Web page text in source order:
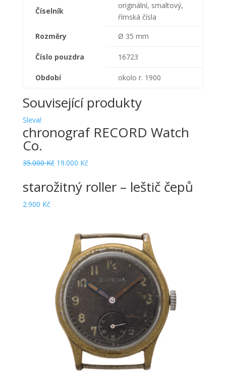
Číselník
originální, smaltový,
římská čísla
Rozměry
Ø 35 mm
Číslo pouzdra 16723
Období okolo r. 1900
Související produkty
Sleva!
chronograf RECORD Watch
Co.
35.000Kč Original
was:
35.000 Kč.
19.000 KčCurrent
is:
starožitný roller – leštič čepů
2.900 Kč